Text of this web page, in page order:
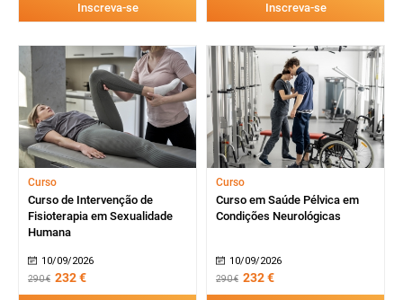
Inscreva-se Inscreva-se
Curso
Curso de Intervenção de
Fisioterapia em Sexualidade
Humana
10/09/2026
290 € 232 €
Curso
Curso em Saúde Pélvica em
Condições Neurológicas
10/09/2026
290 € 232 €